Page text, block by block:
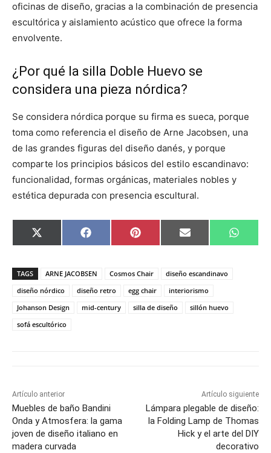
oficinas de diseño, gracias a la combinación de presencia
escultórica y aislamiento acústico que ofrece la forma
envolvente.
¿Por qué la silla Doble Huevo se
considera una pieza nórdica?
Se considera nórdica porque su firma es sueca, porque
toma como referencia el diseño de Arne Jacobsen, una
de las grandes figuras del diseño danés, y porque
comparte los principios básicos del estilo escandinavo:
funcionalidad, formas orgánicas, materiales nobles y
estética depurada con presencia escultural.
C
o
a
t
r
n
X
(
t
r
C
o
a
t
r
F
a
b
o
C
o
a
t
r
P
i
e
e
t
C
o
a
t
r
E
m
l
C
o
W
h
TAGS ARNE JACOBSEN Cosmos Chair
diseño escandinavo
diseño nórdico
diseño retro egg chair
interiorismo
Johanson Design
mid-century silla de diseño
sillón huevo
sofá escultórico
Artículo anterior
Muebles de baño Bandini
Onda y Atmosfera: la gama
joven de diseño italiano en
madera curvada
Artículo siguiente
Lámpara plegable de diseño:
la Folding Lamp de Thomas
Hick y el arte del DIY
decorativo